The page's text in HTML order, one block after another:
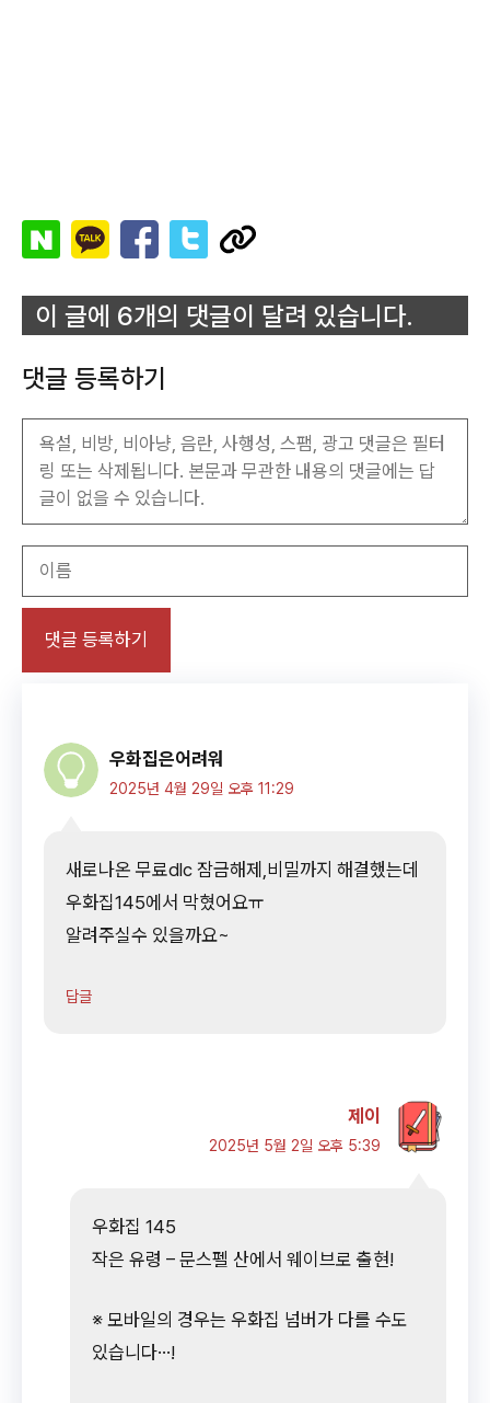
이 글에 6개의 댓글이 달려 있습니다.
댓글 등록하기
름
우화집은어려워
2025년 4월 29일 오후 11:29
새로나온 무료dlc 잠금해제,비밀까지 해결했는데
우화집145에서 막혔어요ㅠ
알려주실수 있을까요~
답글
제이
2025년 5월 2일 오후 5:39
우화집 145
작은 유령 – 문스펠 산에서 웨이브로 출현!
※ 모바일의 경우는 우화집 넘버가 다를 수도
있습니다…!